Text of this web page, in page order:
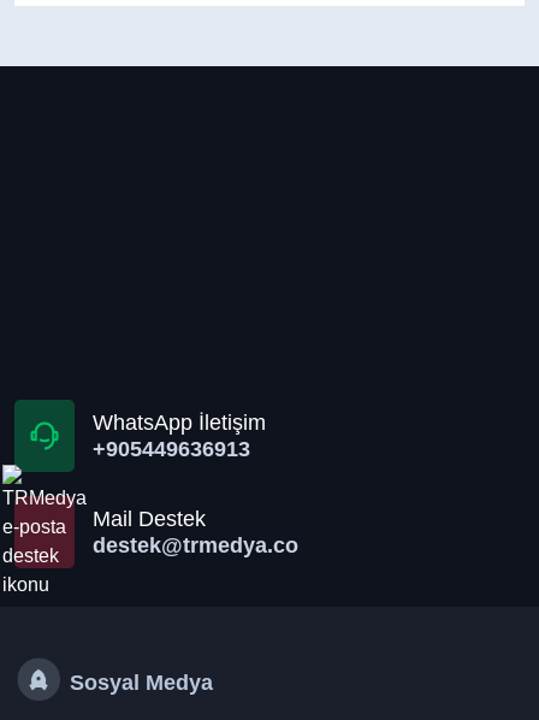
WhatsApp İletişim
+905449636913
Mail Destek
destek@trmedya.co
Sosyal Medya